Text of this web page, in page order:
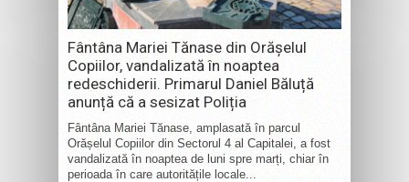
Fântâna Mariei Tănase din Orășelul
Copiilor, vandalizată în noaptea
redeschiderii. Primarul Daniel Băluță
anunță că a sesizat Poliția
Fântâna Mariei Tănase, amplasată în parcul
Orășelul Copiilor din Sectorul 4 al Capitalei, a fost
vandalizată în noaptea de luni spre marți, chiar în
perioada în care autoritățile locale...